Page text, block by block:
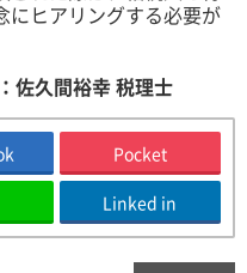
にヒアリングする必要が
佐久間裕幸 税理士
Pocket
Linked in